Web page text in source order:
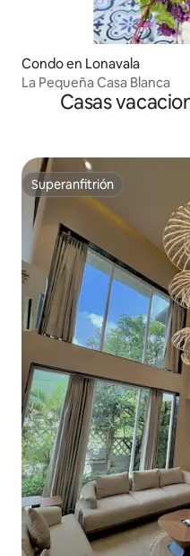
Condo en Lonavala
La Pequeña Casa Blanca
Casas
Superanfitrión
Superanfitrión